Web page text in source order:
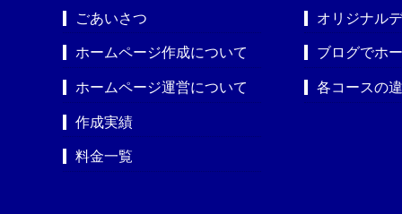
ごあいさつ
ホームページ作成について
ホームページ運営について
作成実績
料金一覧
オリジナル
ブログでホ
各コースの